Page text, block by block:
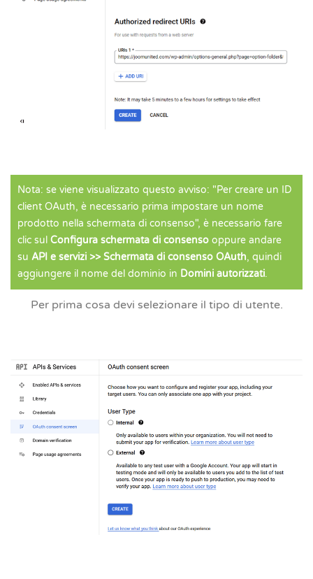
Nota: se viene visualizzato questo avviso: "Per creare un ID
client OAuth, è necessario prima impostare un nome
prodotto nella schermata di consenso", è necessario fare
clic sul Configura schermata di consenso oppure andare
su API e servizi >> Schermata di consenso OAuth, quindi
aggiungere il nome del dominio in Domini autorizzati.
Per prima cosa devi selezionareil tipo di utente.